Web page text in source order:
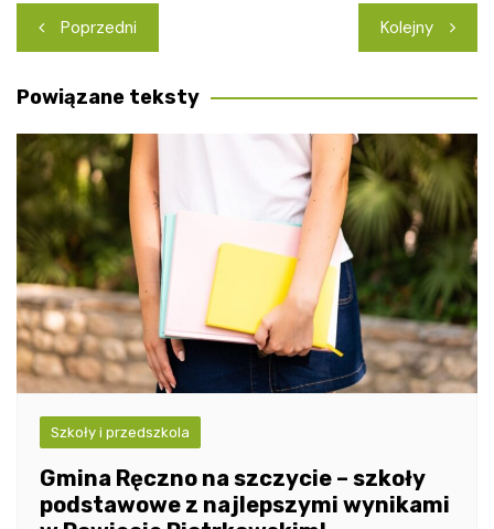
Nawigacja
wpisu
Poprzedni Kolejny
Powiązane teksty
Szkoły i przedszkola
Gmina Ręczno na szczycie – szkoły
podstawowe z najlepszymi wynikami